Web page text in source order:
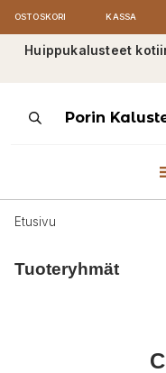
OSTOSKORI KASSA
Huippukalusteet
ProductsPorin
Etusivu
Tuoteryhmät